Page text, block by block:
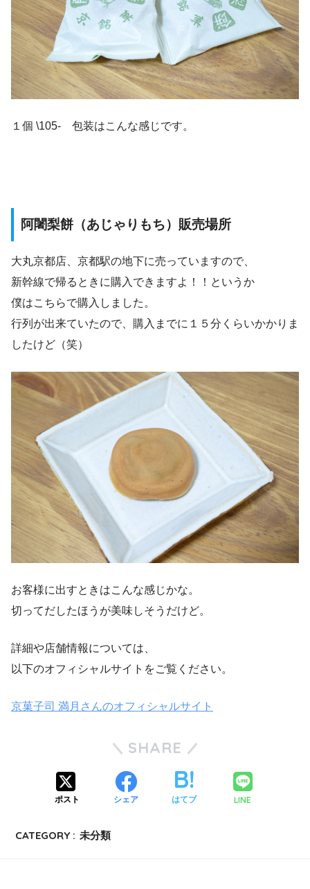
１個 \105- 包装はこんな感じです。
阿闍梨餅（あじゃりもち）販売場所
大丸京都店、京都駅の地下に売っていますので、
新幹線で帰るときに購入できますよ！！というか
僕はこちらで購入しました。
行列が出来ていたので、購入までに１５分くらいかかりま
したけど（笑）
お客様に出すときはこんな感じかな。
切ってだしたほうが美味しそうだけど。
詳細や店舗情報については、
以下のオフィシャルサイトをご覧ください。
京菓子司 満月さんのオフィシャルサイト
SHARE
ポスト シェア はてブ LINE
CATEGORY : 未分類